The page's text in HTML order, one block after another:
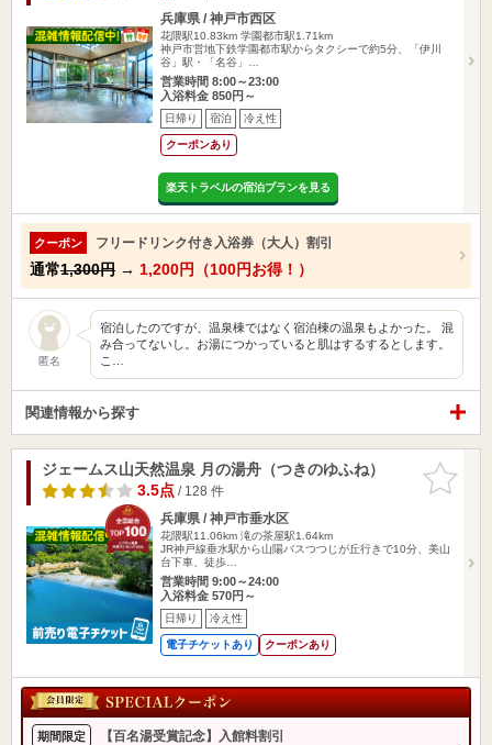
兵庫県 / 神戸市西区
花隈駅10.83km 学園都市駅1.71km
神戸市営地下鉄学園都市駅からタクシーで約5分、「伊川
谷」駅・「名谷」…
営業時間 8:00～23:00
入浴料金 850円～
日帰り 宿泊 冷え性
クーポンあり
楽天トラベルの宿泊プランを見る
クーポン フリードリンク付き入浴券（大人）割引
通常1,300円 → 1,200円（100円お得！）
匿名
宿泊したのですが、温泉棟ではなく宿泊棟の温泉もよかった。 混
み合ってないし。お湯につかっていると肌はするするとします。
こ…
関連情報から探す
お気に入
りに追加
ジェームス山天然温泉 月の湯舟（つきのゆふね）
3.5点/ 128 件
兵庫県 / 神戸市垂水区
花隈駅11.06km 滝の茶屋駅1.64km
JR神戸線垂水駅から山陽バスつつじが丘行きで10分、美山
台下車、徒歩…
営業時間 9:00～24:00
入浴料金 570円～
日帰り 冷え性
電子チケットあり クーポンあり
期間限定 【百名湯受賞記念】入館料割引